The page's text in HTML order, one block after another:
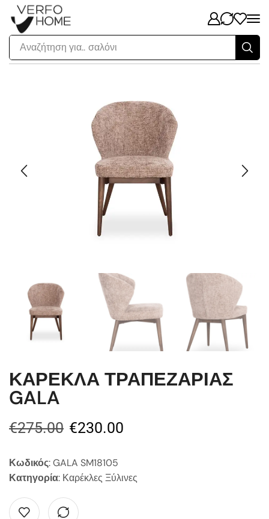
Αναζήτηση για.. σαλόνι
ΚΑΡΕΚΛΑ ΤΡΑΠΕΖΑΡΙΑΣ
GALA
€275.00 €230.00
Κωδικός: GALA SM18105
Κατηγορία: Καρέκλες Ξύλινες